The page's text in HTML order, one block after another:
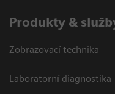
Produkty &
Zobrazovací technika
Laboratorní diagnostika